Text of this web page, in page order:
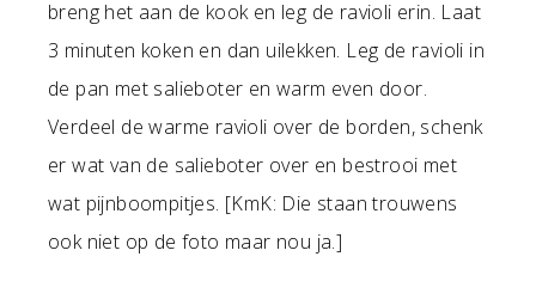
breng het aan de kook en leg de ravioli erin. Laat
3 minuten koken en dan uilekken. Leg de ravioli in
de pan met salieboter en warm even door.
Verdeel de warme ravioli over de borden, schenk
er wat van de salieboter over en bestrooi met
wat pijnboompitjes. [KmK: Die staan trouwens
ook niet op de foto maar nou ja.]